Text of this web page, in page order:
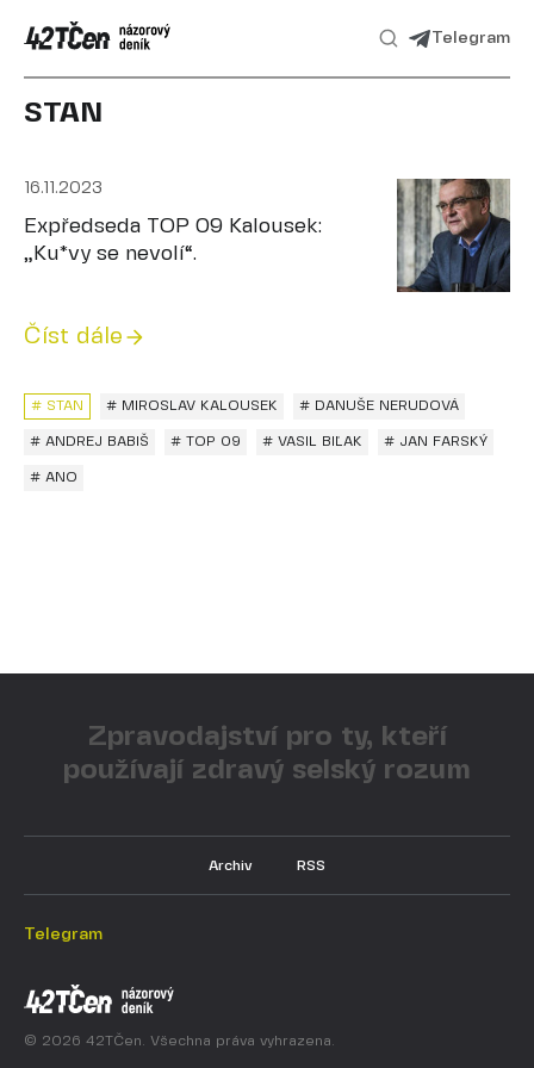
Telegram
STAN
16.11.2023
Expředseda TOP 09 Kalousek:
„Ku*vy se nevolí“.
Číst dále
# MIROSLAV KALOUSEK # DANUŠE NERUDOVÁ
# ANDREJ BABIŠ # TOP 09
# STAN
# VASIL BIĽAK # JAN FARSKÝ
# ANO
Zpravodajství pro ty, kteří
používají zdravý selský rozum
Archiv RSS
© 2026 42TČen. Všechna práva vyhrazena.
Telegram